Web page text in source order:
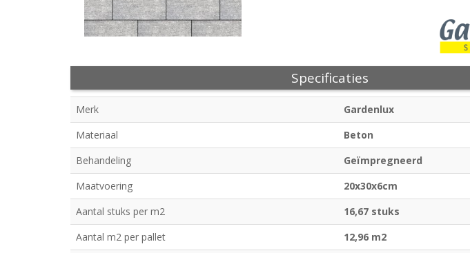
Specificaties
Merk
Gardenlux
Materiaal
Beton
Behandeling
Geïmpregneerd
Maatvoering
20x30x6cm
Aantal stuks per m2
16,67 stuks
Aantal m2 per pallet
12,96 m2